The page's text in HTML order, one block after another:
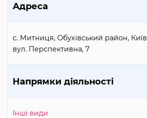
Адреса
с. Митниця, Обухівський район,
вул. Перспективна, 7
Напрямки діяльності
Інші види